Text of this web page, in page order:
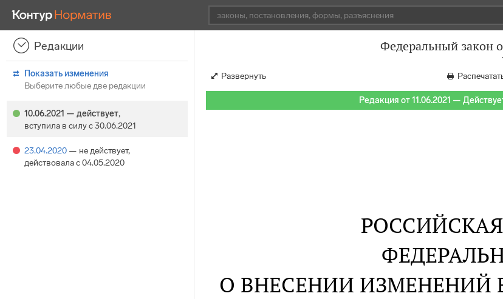
Редакции
Показать изменения
Выберите любые две редакции
10.06.2021 — действует,
вступила в силу с 30.06.2021
23.04.2020 — не действует,
действовала с 04.05.2020
Федеральный закон
Развернуть
Редакция от 11.06.2021 —
О ВНЕСЕНИИ ИЗМЕНЕНИЙ